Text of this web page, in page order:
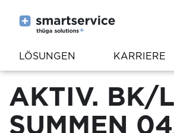
LÖSUNGEN KARRIERE
AKTIV. BK/
SUMMEN